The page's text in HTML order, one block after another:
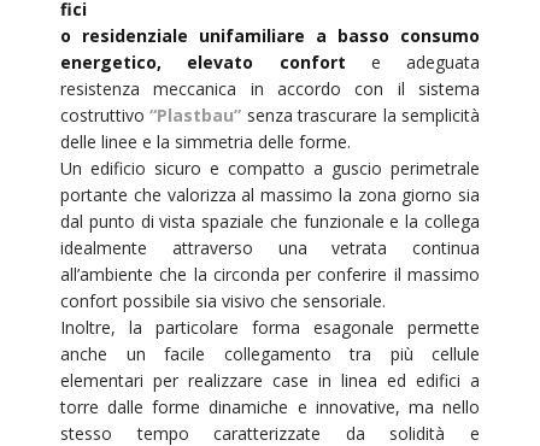
fici
o residenziale unifamiliare a basso consumo
energetico, elevato confort e adeguata
resistenza meccanica in accordo con il sistema
costruttivo“Plastbau” senza trascurare la semplicità
delle linee e la simmetria delle forme.
Un edificio sicuro e compatto a guscio perimetrale
portante che valorizza al massimo la zona giorno sia
dal punto di vista spaziale che funzionale e la collega
idealmente attraverso una vetrata continua
all’ambiente che la circonda per conferire il massimo
confort possibile sia visivo che sensoriale.
Inoltre, la particolare forma esagonale permette
anche un facile collegamento tra più cellule
elementari per realizzare case in linea ed edifici a
torre dalle forme dinamiche e innovative, ma nello
stesso tempo caratterizzate da solidità e